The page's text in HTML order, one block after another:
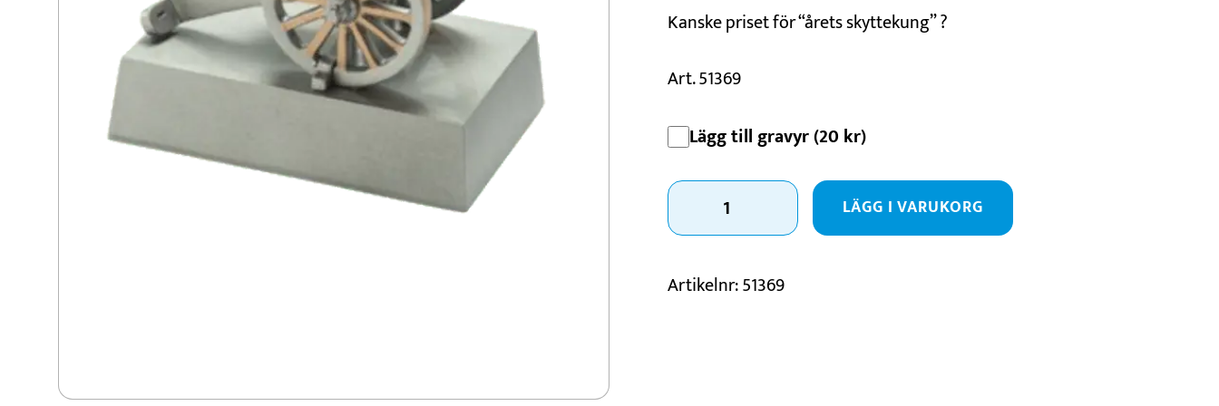
Konståkning
Motorsport
Schack
Kanske priset för “årets skyttekung” ?
Art. 51369
Lägg till gravyr (20 kr)
Statyett
Kanon
mängd
LÄGG I VARUKORG
Artikelnr:51369